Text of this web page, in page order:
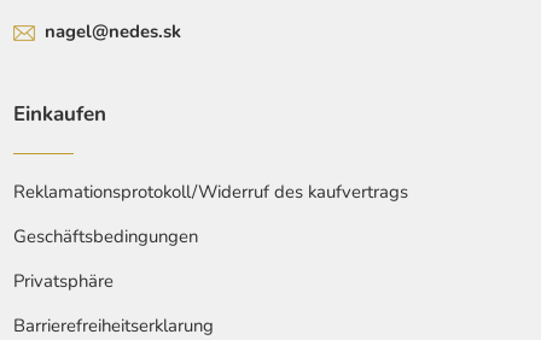
nagel@nedes.sk
Einkaufen
Reklamationsprotokoll/Widerruf des kaufvertrags
Geschäftsbedingungen
Privatsphäre
Barrierefreiheitserklarung